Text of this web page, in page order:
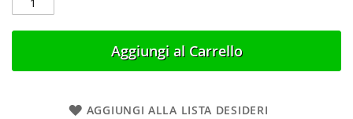
Aggiungi al Carrello
AGGIUNGI ALLA LISTA DESIDERI